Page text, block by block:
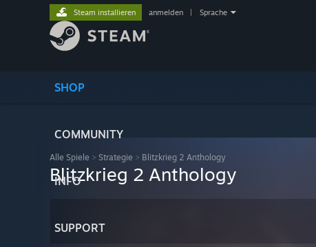
SHOP
COMMUNITY
INFO
SUPPORT
Steam installieren anmelden Sprache
Alle Spiele > Strategie > Blitzkrieg 2 Anthology
Blitzkrieg 2 Anthology